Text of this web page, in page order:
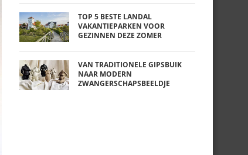
TOP 5 BESTE LANDAL
VAKANTIEPARKEN VOOR
GEZINNEN DEZE ZOMER
VAN TRADITIONELE GIPSBUIK
NAAR MODERN
ZWANGERSCHAPSBEELDJE